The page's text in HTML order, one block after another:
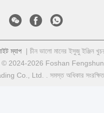
ম্যাপ| চীন ভালো মানের ইসুজু ইঞ্জিন
© 2024-2026 Foshan
Co., Ltd. . সমস্ত অধিকার সংরক্ষিত.